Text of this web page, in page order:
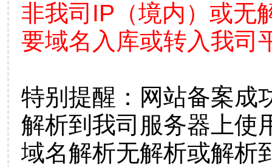
非我司IP（境内）或无
要域名入库或转入我司
特别提醒：网站备案成
解析到我司服务器上使
域名解析无解析或解析